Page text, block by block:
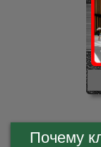
Почему